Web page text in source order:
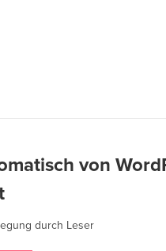
von
durch Leser